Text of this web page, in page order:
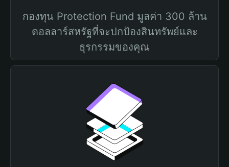
กองทุน Protection Fund มูลค่า 300 ล้าน
ดอลลาร์สหรัฐที่จะปกป้องสินทรัพย์และ
ธุรกรรมของคุณ